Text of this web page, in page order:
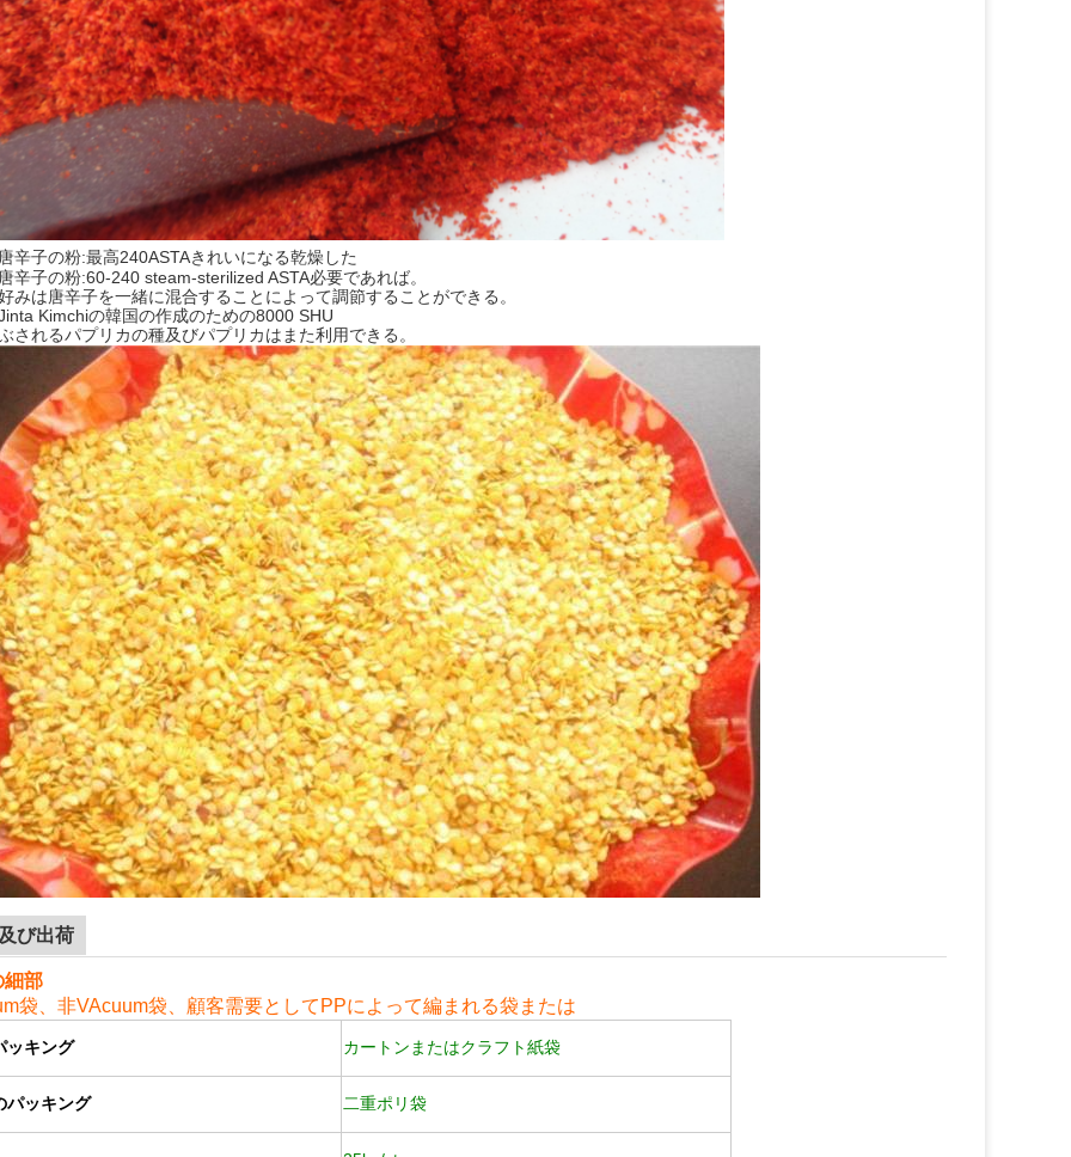
辛子の粉:最高240ASTAきれいになる乾燥した
辛子の粉:60-240 steam-sterilized ASTA必要であれば。
みは唐辛子を一緒に混合することによって調節することができる。
Kimchiの韓国の作成のための8000 SHU
されるパプリカの種及びパプリカはまた利用できる。
び出荷
細部
袋、非VAcuum袋、顧客需要としてPPによって編まれる袋または
ッキング カートンまたはクラフト紙袋
パッキング 二重ポリ袋